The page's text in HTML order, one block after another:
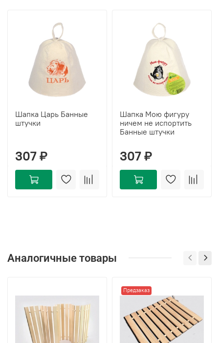
Шапка Царь Банные
штучки
307 ₽
Шапка Мою фигуру
ничем не испортить
Банные штучки
307 ₽
Аналогичные товары
Предзаказ